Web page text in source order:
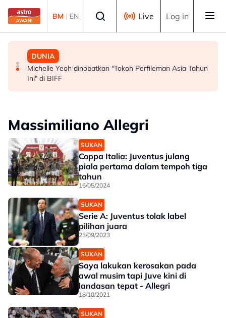
Skip to main content
BM | EN Live Log in
MALAYSIA
Persepsi negatif terhadap Bukit Malut tidak berasaskan
fakta - Ahli Akademik
MALAYSIA
Insiden rempuhan Jalan Ampang: Pendakwaan bantah
permohonan batal pertuduhan bunuh
DUNIA
Michelle Yeoh dinobatkan "Tokoh Perfileman Asia Tahun
Ini" di BIFF
Massimiliano Allegri
SUKAN
Coppa Italia: Juventus julang
piala pertama dalam tempoh tiga
tahun
16/05/2024
SUKAN
Serie A: Juventus tolak label
pilihan juara
23/09/2023
SUKAN
Saya lakukan kerosakan pada
awal musim tapi Juve kini di
landasan tepat - Allegri
18/10/2021
SUKAN